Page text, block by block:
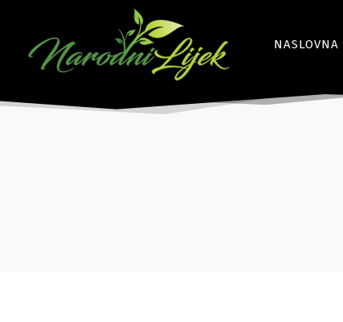
NASLOVNA